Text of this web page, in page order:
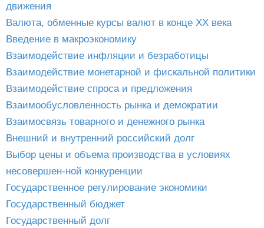
движения
Валюта, обменные курсы валют в конце ХХ века
Введение в макроэкономику
Взаимодействие инфляции и безработицы
Взаимодействие монетарной и фискальной политики
Взаимодействие спроса и предложения
Взаимообусловленность рынка и демократии
Взаимосвязь товарного и денежного рынка
Внешний и внутренний российский долг
Выбор цены и объема производства в условиях
несовершен-ной конкуренции
Государственное регулирование экономики
Государственный бюджет
Государственный долг